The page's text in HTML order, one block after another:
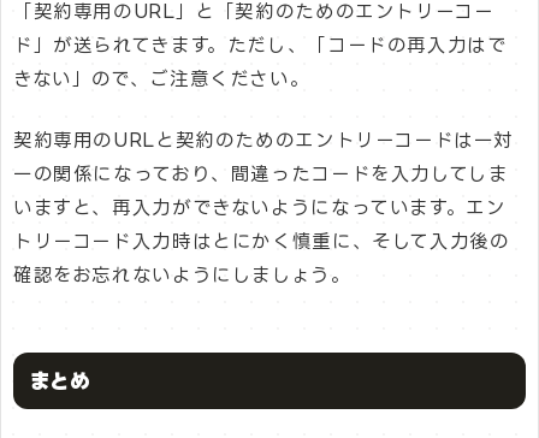
「契約専用のURL」と「契約のためのエントリーコー
ド」が送られてきます。ただし、「コードの再入力はで
きない」ので、ご注意ください。
契約専用のURLと契約のためのエントリーコードは一対
一の関係になっており、間違ったコードを入力してしま
いますと、再入力ができないようになっています。エン
トリーコード入力時はとにかく慎重に、そして入力後の
確認をお忘れないようにしましょう。
まとめ